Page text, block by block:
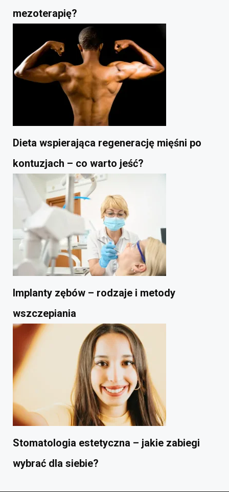
mezoterapię?
Dieta wspierająca regenerację mięśni po
kontuzjach – co warto jeść?
Implanty zębów – rodzaje i metody
wszczepiania
Stomatologia estetyczna – jakie zabiegi
wybrać dla siebie?